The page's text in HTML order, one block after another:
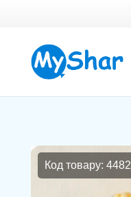
Код товару: 4482